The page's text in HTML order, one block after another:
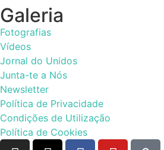
Galeria
Fotografias
Vídeos
Jornal do Unidos
Junta-te a Nós
Newsletter
Política de Privacidade
Condições de Utilização
Política de Cookies